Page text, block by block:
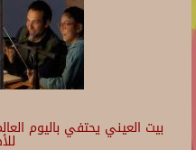
بيت العيني يحتفي باليوم